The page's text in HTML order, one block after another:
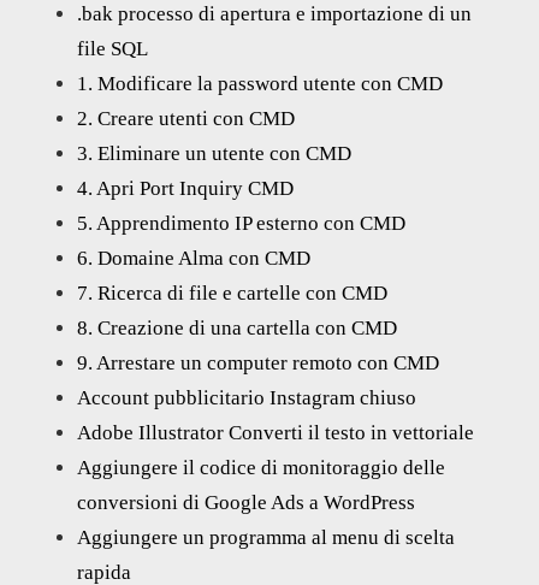
.bak processo di apertura e importazione di un
file SQL
1. Modificare la password utente con CMD
2. Creare utenti con CMD
3. Eliminare un utente con CMD
4. Apri Port Inquiry CMD
5. Apprendimento IP esterno con CMD
6. Domaine Alma con CMD
7. Ricerca di file e cartelle con CMD
8. Creazione di una cartella con CMD
9. Arrestare un computer remoto con CMD
Account pubblicitario Instagram chiuso
Adobe Illustrator Converti il testo in vettoriale
Aggiungere il codice di monitoraggio delle
conversioni di Google Ads a WordPress
Aggiungere un programma al menu di scelta
rapida